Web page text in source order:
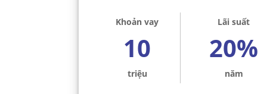
Khoản vay
10
triệu
Lãi suất
20%
năm